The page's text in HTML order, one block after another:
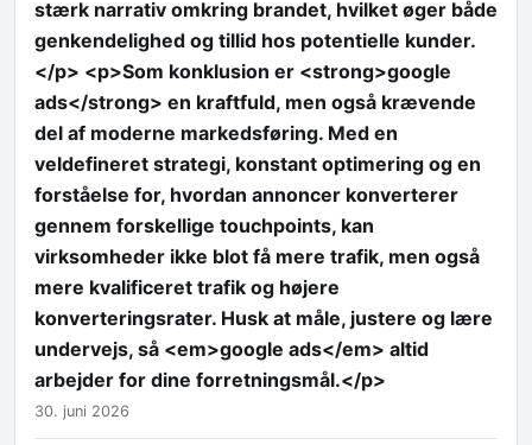
stærk narrativ omkring brandet, hvilket øger både
genkendelighed og tillid hos potentielle kunder.
</p> <p>Som konklusion er <strong>google
ads</strong> en kraftfuld, men også krævende
del af moderne markedsføring. Med en
veldefineret strategi, konstant optimering og en
forståelse for, hvordan annoncer konverterer
gennem forskellige touchpoints, kan
virksomheder ikke blot få mere trafik, men også
mere kvalificeret trafik og højere
konverteringsrater. Husk at måle, justere og lære
undervejs, så <em>google ads</em> altid
arbejder for dine forretningsmål.</p>
30. juni 2026